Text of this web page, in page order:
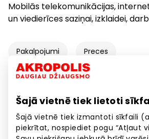
Šajā vietnē tiek lietoti
Šajā vietnē tiek izmantoti sīkfaili
piekrītat, nospiediet pogu “Atļaut
Mobilās telekomunikācijas,
un viedierīces saziņai, izklaidei,
Pakalpojumi Preces
Preces mājai, sadzīves tehnika
Telekomunikācijas